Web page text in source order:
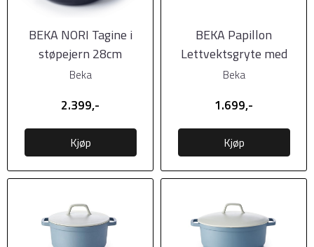
BEKA NORI Tagine i
støpejern 28cm
Beka
2.399,-
Kjøp
BEKA Papillon
Lettvektsgryte med
keramisk belegg, 28cm,
Beka
1.699,-
Kjøp